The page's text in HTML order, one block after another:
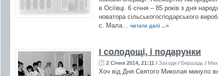
в Осіївці. 6 січня – 85 років з дня
новатора сільськогосподарського
с. Мала... читати далі ...»
І солодощі, і подарунки
2 Січня 2014, 21:11 / Заходи / Бершадь /
Хоч від Дня Святого Миколая минуло